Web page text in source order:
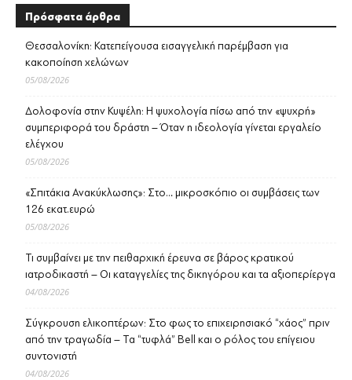
Πρόσφατα άρθρα
Θεσσαλονίκη: Κατεπείγουσα εισαγγελική παρέμβαση για
κακοποίηση χελώνων
05/08/2026
Δολοφονία στην Κυψέλη: Η ψυχολογία πίσω από την «ψυχρή»
συμπεριφορά του δράστη – Όταν η ιδεολογία γίνεται εργαλείο
ελέγχου
05/08/2026
«Σπιτάκια Ανακύκλωσης»: Στο… μικροσκόπιο οι συμβάσεις των
126 εκατ.ευρώ
05/08/2026
Τι συμβαίνει με την πειθαρχική έρευνα σε βάρος κρατικού
ιατροδικαστή – Οι καταγγελίες της δικηγόρου και τα αξιοπερίεργα
04/08/2026
Σύγκρουση ελικοπτέρων: Στο φως το επιχειρησιακό “χάος” πριν
από την τραγωδία – Τα “τυφλά” Bell και ο ρόλος του επίγειου
συντονιστή
04/08/2026